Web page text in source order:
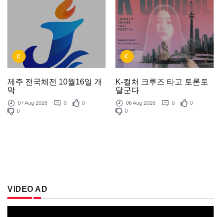
C
제주 전국체전 10월16일 개
막
07 Aug 2026 0
0
0
C
K-컬처 크루즈 타고 토론토
달군다
06 Aug 2026 0
0
0
VIDEO AD